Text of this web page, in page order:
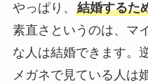
やっぱり、 結婚するた
素直さというのは、マ
な人は結婚できます。
メガネで見ている人は